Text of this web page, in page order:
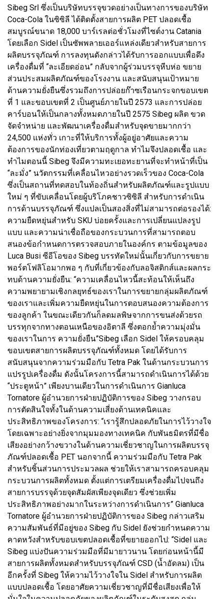
Sibeg Srl ซึ่งเป็นบริษัทบรรจุขวดอย่างเป็นทางการของบริษัท
Coca-Cola ในซิซิลี ได้ติดตั้งสายการผลิต PET ปลอดเชื้อ
สมบูรณ์ขนาด 18,000 บาร์เรลต่อชั่วโมงที่ไซต์งาน Catania
โดยเลือก Sidel เป็นซัพพลายเออร์แหล่งเดียวสำหรับสายการ
ผลิตบรรจุภัณฑ์ การลงทุนดังกล่าวได้รับการออกแบบเพื่อดึง
เครื่องดื่มที่ “ละเอียดอ่อน” กลับจากผู้ร่วมบรรจุหีบห่อ ขยาย
ส่วนประสมผลิตภัณฑ์ของโรงงาน และสนับสนุนเป้าหมาย
ด้านความยั่งยืนซึ่งรวมถึงการปล่อยก๊าซเรือนกระจกขอบเขต
ที่ 1 และขอบเขตที่ 2 เป็นศูนย์ภายในปี 2573 และการปล่อย
คาร์บอนให้เป็นกลางทั้งหมดภายในปี 2575 Sibeg ผลิต ขวด
จัดจำหน่าย และพัฒนาเครื่องดื่มสำหรับจุดขายมากกว่า
24,500 แห่งทั่ว เกาะที่ให้บริการทั้งผู้อยู่อาศัยและความ
ต้องการของนักท่องเที่ยวตามฤดูกาล ทำไมจึงปลอดเชื้อ และ
ทำไมตอนนี้ Sibeg จึงมีความทะเยอทะยานที่จะทำหน้าที่เป็น
“ละมั่ง” นวัตกรรมที่เคลื่อนไหวอย่างรวดเร็วของ Coca-Cola
ซึ่งเป็นสถานที่ทดสอบในท้องถิ่นสำหรับผลิตภัณฑ์และรูปแบบ
ใหม่ ๆ ที่ขับเคลื่อนโดยผู้บริโภคชาวซิซิลี สำหรับการดำเนิน
การด้านบรรจุภัณฑ์ ซึ่งแปลเป็นสองสิ่งที่ไม่สามารถต่อรองได้:
ความยืดหยุ่นสำหรับ SKU บ่อยครั้งและการเปลี่ยนแปลงรูป
แบบ และความน่าเชื่อถือของกระบวนการที่สามารถตอบ
สนองข้อกำหนดการตรวจสอบภายในองค์กร ตามข้อมูลของ
Luca Busi ซีอีโอของ Sibeg บรรทัดใหม่นั้นเกี่ยวกับการขยาย
พอร์ตโฟลิโอมากพอ ๆ กับที่เกี่ยวข้องกับลอจิสติกส์และผลกระ
ทบด้านความยั่งยืน: “ความเคลื่อนไหวนี้สะท้อนให้เห็นถึง
ความพยายามเชิงกลยุทธ์ของเราในการขยายกลุ่มผลิตภัณฑ์
ของเราและเพิ่มความยืดหยุ่นในการตอบสนองความต้องการ
ของลูกค้า ในขณะเดียวกันก็ลดมลพิษจากการขนส่งด้วยรถ
บรรทุกจากทางตอนเหนือของอิตาลี ซึ่งตอกย้ำความมุ่งมั่น
ของเราในการ ความยั่งยืน”Sibeg เลือก Sidel ให้ครอบคลุม
ขอบเขตสายการผลิตบรรจุภัณฑ์ทั้งหมด โดยได้รับการ
สนับสนุนจากความร่วมมือกับ Tetra Pak ในด้านกระบวนการ
แปรรูปเครื่องดื่ม ดังนั้นโครงการนี้สามารถดำเนินการได้ด้วย
“ประตูหน้า” เพียงบานเดียวในการดำเนินการ Gianluca
Tornatore ผู้อำนวยการฝ่ายปฏิบัติการของ Sibeg วางกรอบ
การตัดสินใจทั้งในด้านความเสี่ยงด้านเทคนิคและ
ประสิทธิภาพของโครงการ: “เรารู้สึกปลอดภัยในการไว้วางใจ
โดยเฉพาะอย่างยิ่งจากมุมมองทางเทคนิค กับพันธมิตรที่มีชื่อ
เสียงอย่างกว้างขวางในด้านความเชี่ยวชาญในการผลิตบรรจุ
ภัณฑ์ปลอดเชื้อ PET นอกจากนี้ ความร่วมมือกับ Tetra Pak
สำหรับชิ้นส่วนการประมวลผล ช่วยให้เราสามารถครอบคลุม
กระบวนการผลิตทั้งหมด ตั้งแต่การเตรียมเครื่องดื่มไปจนถึง
สายการบรรจุด้วยจุดสัมผัสเพียงจุดเดียว ซึ่งช่วยเพิ่ม
ประสิทธิภาพอย่างมากในระหว่างการดำเนินการ” Gianluca
Tornatore ผู้อำนวยการฝ่ายปฏิบัติการของ Sibeg กล่าวเสริม
ความสัมพันธ์ที่มีอยู่ของ Sibeg กับ Sidel ยังช่วยกำหนดความ
คาดหวังสำหรับขอบเขตปลอดเชื้อที่ขยายออกไป: “Sidel และ
Sibeg แบ่งปันความร่วมมือที่มีมายาวนาน โดยก่อนหน้านี้มี
สายการผลิตทั้งหมดสำหรับบรรจุภัณฑ์ CSD (น้ำอัดลม) เป็น
อีกครั้งที่ Sibeg ให้ความไว้วางใจใน Sidel สำหรับการผลิต
แบบปลอดเชื้อ โดยอาศัยความเชี่ยวชาญที่มีชื่อเสียงเพื่อให้